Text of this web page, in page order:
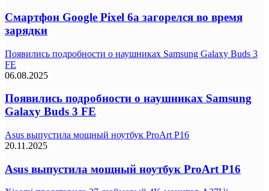
Смартфон Google Pixel 6a загорелся во время
зарядки
Появились подробности о наушниках Samsung Galaxy Buds 3
FE
06.08.2025
Появились подробности о наушниках Samsung
Galaxy Buds 3 FE
Asus выпустила мощный ноутбук ProArt P16
20.11.2025
Asus выпустила мощный ноутбук ProArt P16